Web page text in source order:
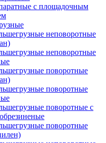
с площадочным
неповоротные
неповоротные
поворотные
поворотные
поворотные с
поворотные